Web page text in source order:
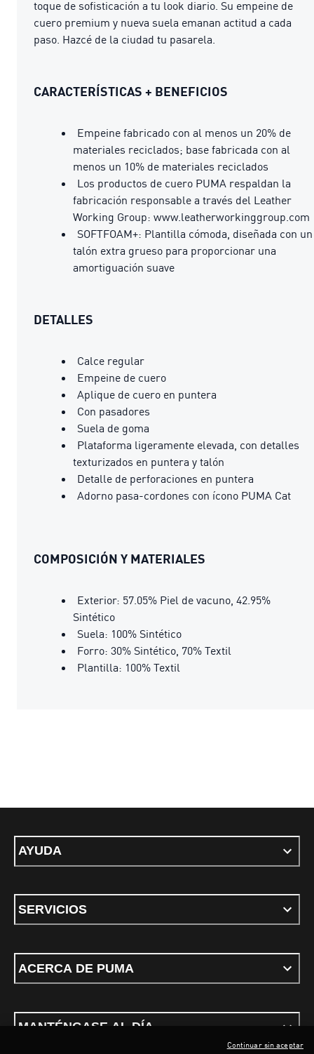
toque de sofisticación a tu look diario. Su empeine de
cuero premium y nueva suela emanan actitud a cada
paso. Hazcé de la ciudad tu pasarela.
CARACTERÍSTICAS + BENEFICIOS
Empeine fabricado con al menos un 20% de
materiales reciclados; base fabricada con al
menos un 10% de materiales reciclados
Los productos de cuero PUMA respaldan la
fabricación responsable a través del Leather
Working Group: www.leatherworkinggroup.com
SOFTFOAM+: Plantilla cómoda, diseñada con un
talón extra grueso para proporcionar una
amortiguación suave
DETALLES
Calce regular
Empeine de cuero
Aplique de cuero en puntera
Con pasadores
Suela de goma
Plataforma ligeramente elevada, con detalles
texturizados en puntera y talón
Detalle de perforaciones en puntera
Adorno pasa-cordones con ícono PUMA Cat
COMPOSICIÓN Y MATERIALES
Exterior: 57.05% Piel de vacuno, 42.95%
Sintético
Suela: 100% Sintético
Forro: 30% Sintético, 70% Textil
Plantilla: 100% Textil
AYUDA
SERVICIOS
ACERCA DE PUMA
MANTÉNGASE AL DÍA
Continuar sin aceptar